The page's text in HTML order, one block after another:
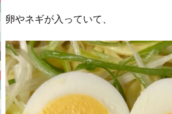
卵やネギが入っていて、